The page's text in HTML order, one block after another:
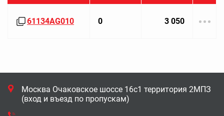
61134AG010 0 3 050
Москва Очаковское шоссе 16с1 территория 2МПЗ
(вход и въезд по пропускам)